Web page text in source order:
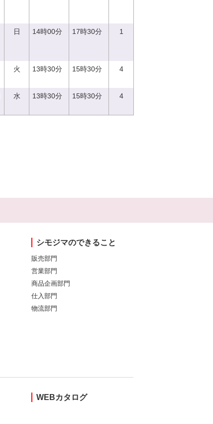
日 14時00分 17時30分 1
火 13時30分 15時30分 4
水 13時30分 15時30分 4
シモジマのできること
販売部門
営業部門
商品企画部門
仕入部門
物流部門
WEBカタログ